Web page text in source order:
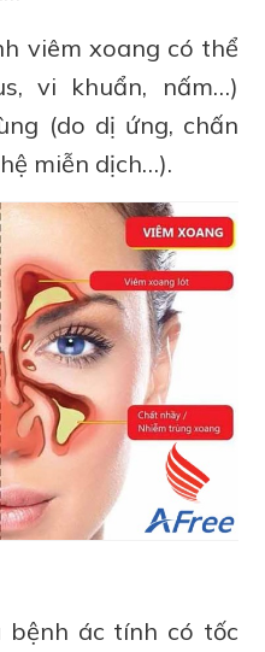
viêm xoang có thể
vi khuẩn, nấm…)
(do dị ứng, chấn
miễn dịch…).
bệnh ác tính có tốc